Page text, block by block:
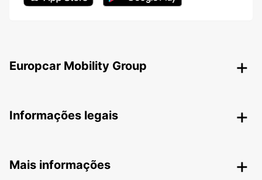
Europcar Mobility Group
Informações legais
Mais informações